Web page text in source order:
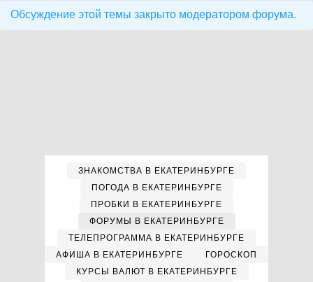
Обсуждение этой темы закрыто модератором форума.
ЗНАКОМСТВА В ЕКАТЕРИНБУРГЕ
ПОГОДА В ЕКАТЕРИНБУРГЕ
ПРОБКИ В ЕКАТЕРИНБУРГЕ
ФОРУМЫ В ЕКАТЕРИНБУРГЕ
ТЕЛЕПРОГРАММА В ЕКАТЕРИНБУРГЕ
АФИША В ЕКАТЕРИНБУРГЕ
ГОРОСКОП
КУРСЫ ВАЛЮТ В ЕКАТЕРИНБУРГЕ